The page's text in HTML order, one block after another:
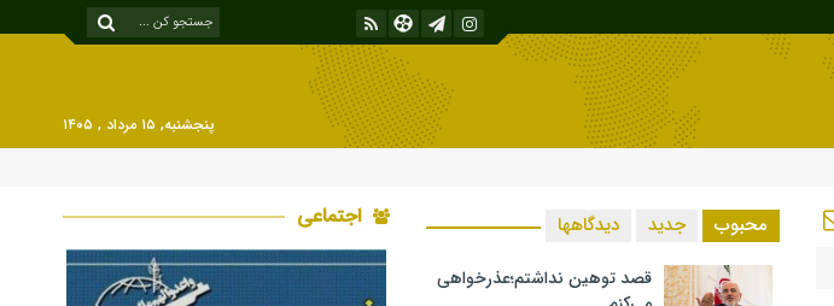
پنجشنبه, ۱۵ مرداد , ۱۴۰۵
محبوب جدید دیدگاهها
قصد توهین نداشتم؛عذرخواهی
اجتماعی